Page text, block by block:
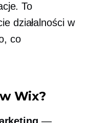
To
działalności w
co
Wix?